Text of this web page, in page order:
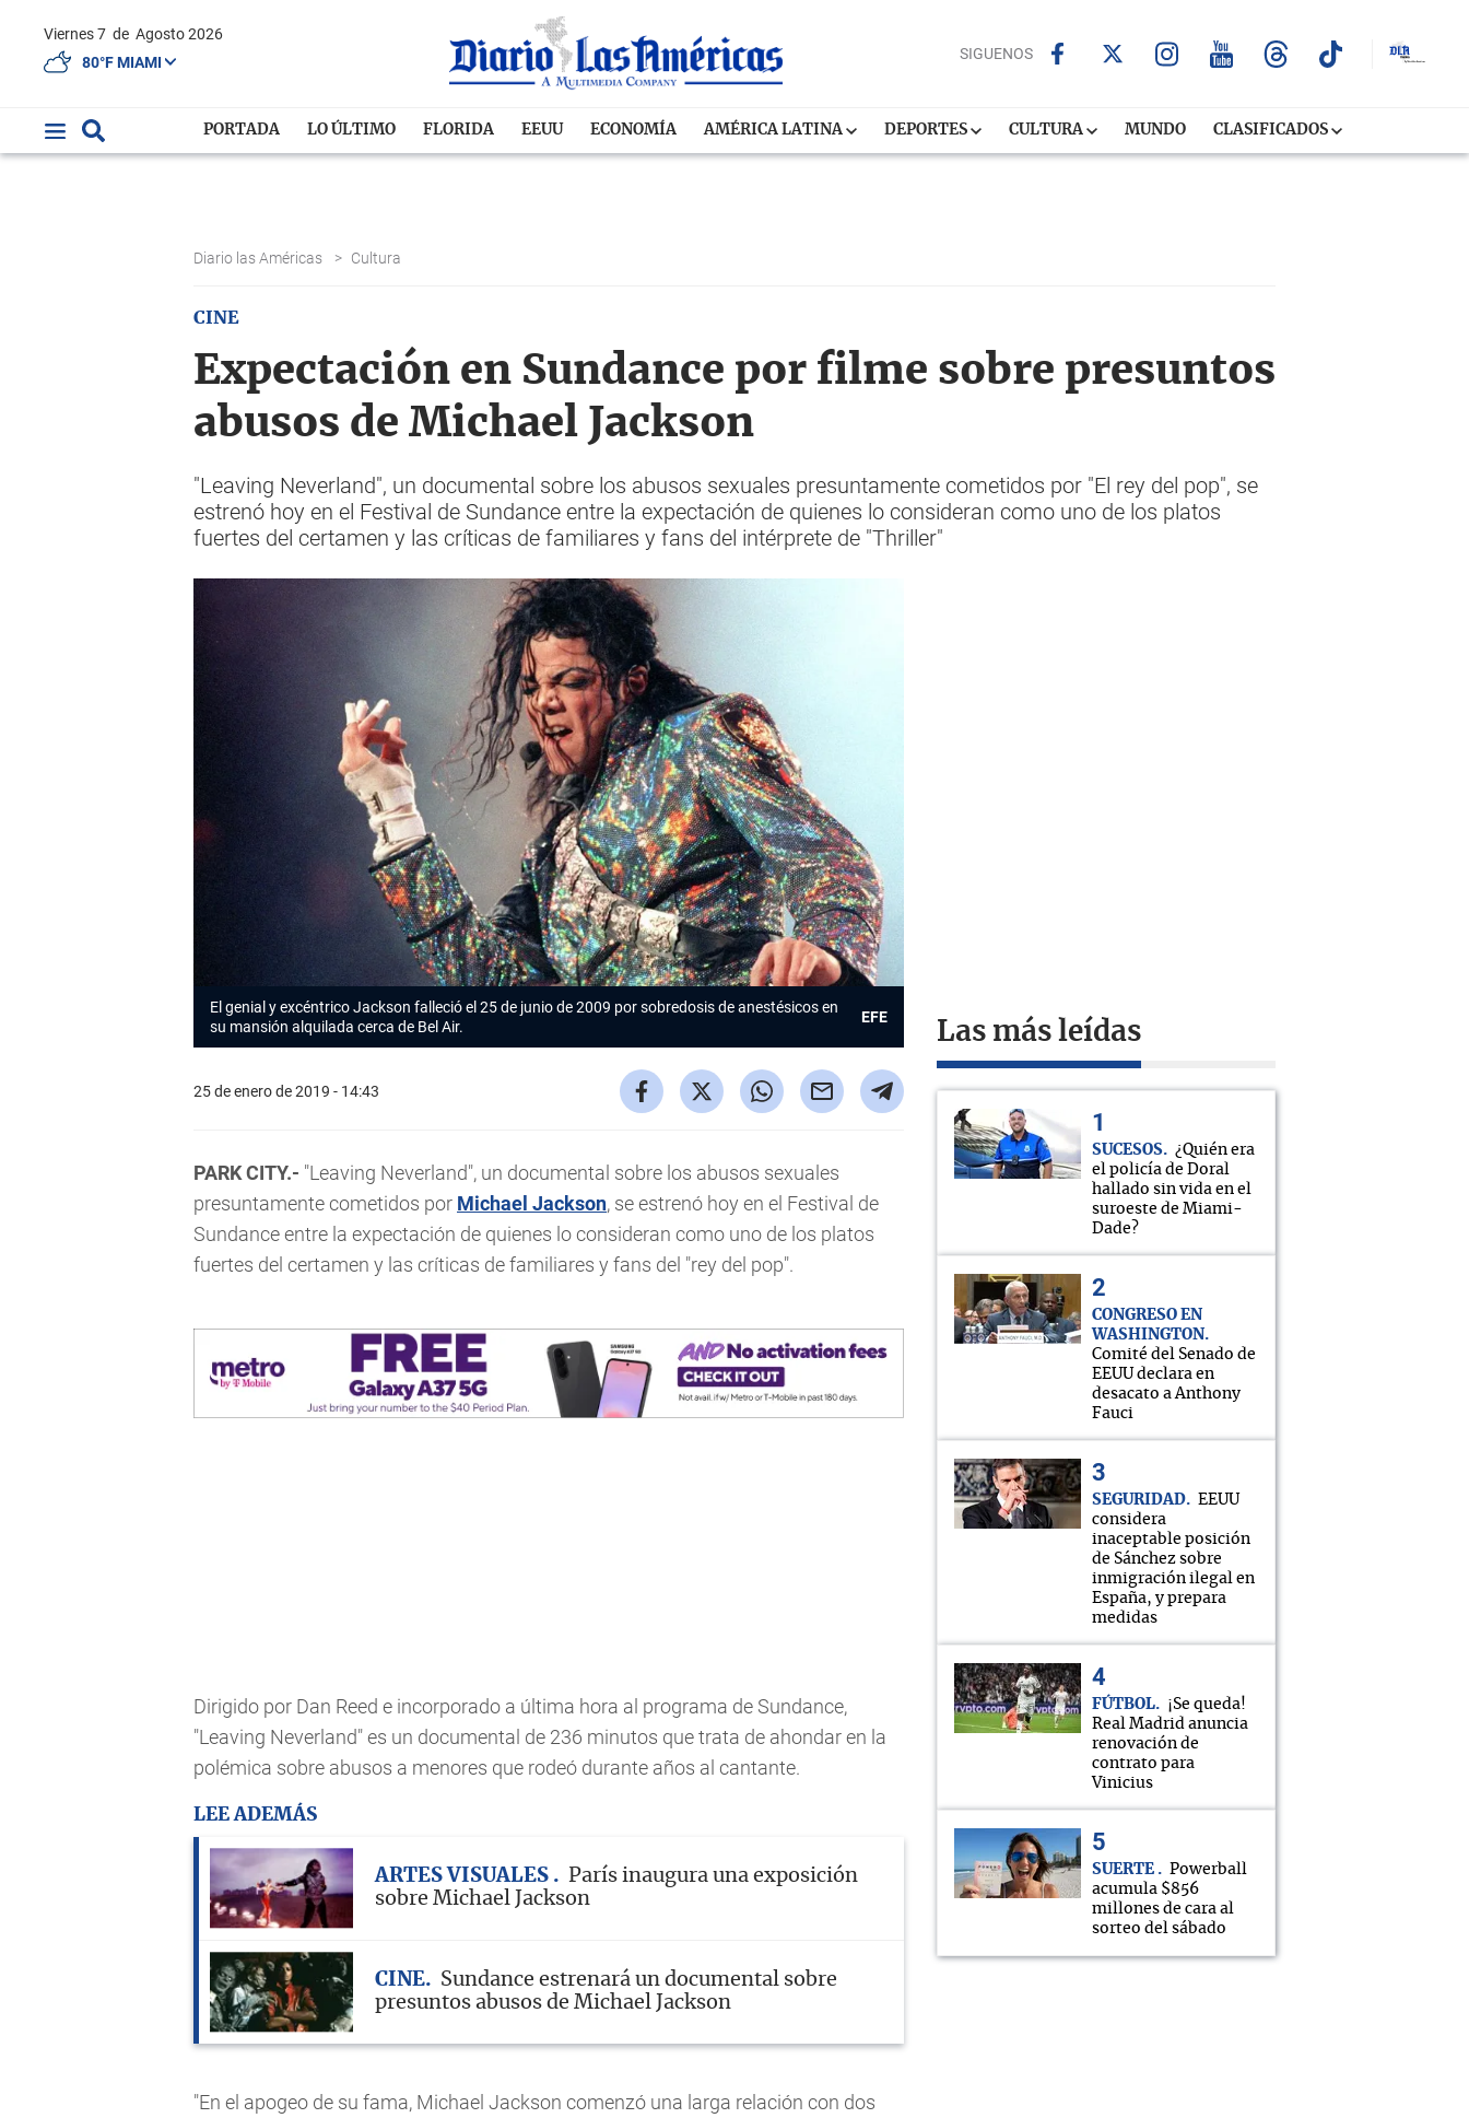
Viernes 7 de Agosto 2026
80°F MIAMI
SIGUENOS
PORTADA LO ÚLTIMO FLORIDA EEUU ECONOMÍA AMÉRICA LATINA DEPORTES CULTURA MUNDO CLASIFICADOS
Diario las Américas > Cultura
CINE
Expectación en Sundance por filme sobre presuntos
abusos de Michael Jackson
"Leaving Neverland", un documental sobre los abusos sexuales presuntamente cometidos por "El rey del pop", se
estrenó hoy en el Festival de Sundance entre la expectación de quienes lo consideran como uno de los platos
fuertes del certamen y las críticas de familiares y fans del intérprete de "Thriller"
El genial y excéntrico Jackson falleció el 25 de junio de 2009 por sobredosis de anestésicos en
su mansión alquilada cerca de Bel Air.
EFE
25 de enero de 2019 - 14:43
PARK CITY.- "Leaving Neverland", un documental sobre los abusos sexuales
presuntamente cometidos por Michael Jackson, se estrenó hoy en el Festival de
Sundance entre la expectación de quienes lo consideran como uno de los platos
fuertes del certamen y las críticas de familiares y fans del "rey del pop".
Dirigido por Dan Reed e incorporado a última hora al programa de Sundance,
"Leaving Neverland" es un documental de 236 minutos que trata de ahondar en la
polémica sobre abusos a menores que rodeó durante años al cantante.
LEE ADEMÁS
ARTES VISUALES
París inaugura una exposición
sobre Michael Jackson
CINE
Sundance estrenará un documental sobre
presuntos abusos de Michael Jackson
"En el apogeo de su fama, Michael Jackson comenzó una larga relación con dos
Las más leídas
SUCESOS
¿Quién era
el policía de Doral
hallado sin vida en el
suroeste de Miami-
Dade?
CONGRESO EN
WASHINGTON
Comité del Senado de
EEUU declara en
desacato a Anthony
Fauci
SEGURIDAD
EEUU
considera
inaceptable posición
de Sánchez sobre
inmigración ilegal en
España, y prepara
medidas
FÚTBOL
¡Se queda!
Real Madrid anuncia
renovación de
contrato para
Vinicius
SUERTE
Powerball
acumula $856
millones de cara al
sorteo del sábado